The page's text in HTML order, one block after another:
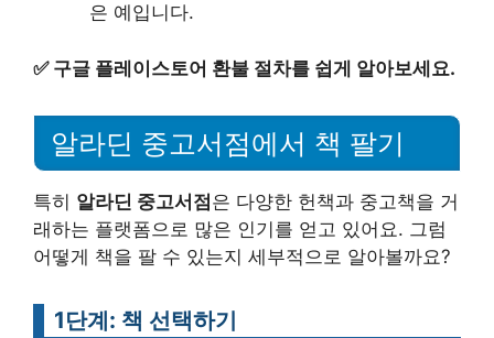
은 예입니다.
✅ 구글 플레이스토어 환불 절차를 쉽게 알아보세요.
알라딘 중고서점에서 책 팔기
특히 알라딘 중고서점은 다양한 헌책과 중고책을 거
래하는 플랫폼으로 많은 인기를 얻고 있어요. 그럼
어떻게 책을 팔 수 있는지 세부적으로 알아볼까요?
1단계: 책 선택하기